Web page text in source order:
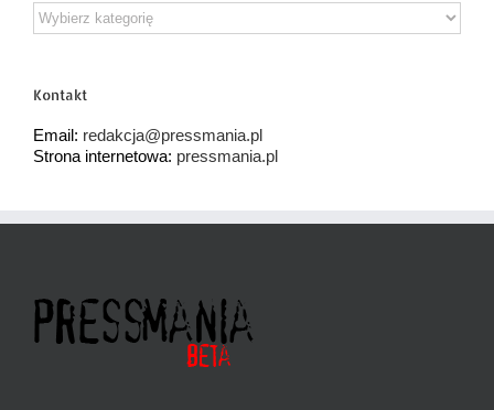
Działy
tematyczne
Kontakt
Email: redakcja@pressmania.pl
Strona internetowa: pressmania.pl